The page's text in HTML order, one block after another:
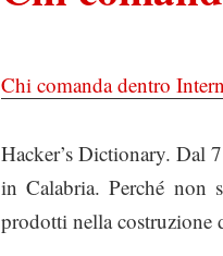
Chi comanda dentro
Hacker’s Dictionary. Dal
in Calabria. Perché non
prodotti nella costruzione